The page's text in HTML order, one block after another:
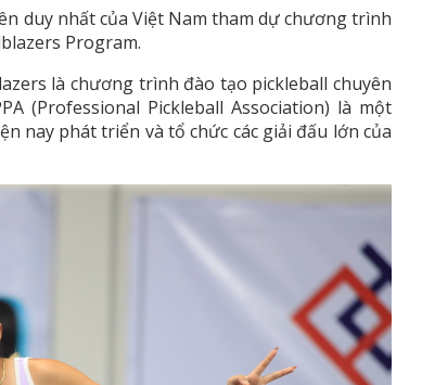
duy nhất của Việt Nam tham dự chương trình
Program.
là chương trình đào tạo pickleball chuyên
(Professional Pickleball Association) là một
nay phát triển và tổ chức các giải đấu lớn của